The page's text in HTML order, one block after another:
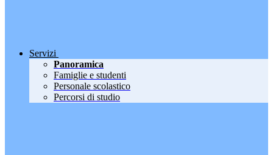
Servizi
Panoramica
Famiglie e studenti
Personale scolastico
Percorsi di studio